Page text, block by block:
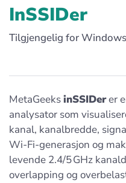
InSSIDer
Tilgjengelig for
MetaGeeksinSSIDerer
analysator som
kanal, kanalbredde,
Wi‑Fi-generasjon og
levende 2.4/5 GHz
overlapping og